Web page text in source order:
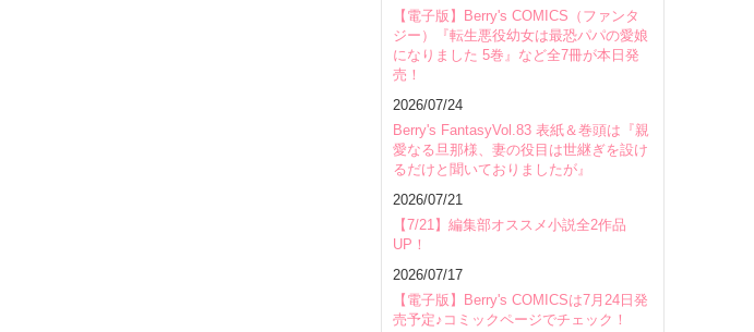
【電子版】Berry's COMICS（ファンタ
ジー）『転生悪役幼女は最恐パパの愛娘
になりました 5巻』など全7冊が本日発
売！
2026/07/24
Berry's FantasyVol.83 表紙＆巻頭は『親
愛なる旦那様、妻の役目は世継ぎを設け
るだけと聞いておりましたが』
2026/07/21
【7/21】編集部オススメ小説全2作品
UP！
2026/07/17
【電子版】Berry's COMICSは7月24日発
売予定♪コミックページでチェック！